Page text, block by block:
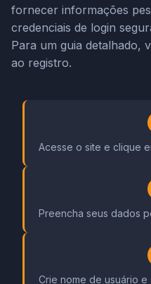
fornecer informações
credenciais de login
Para um guia detalhado,
ao registro.
Acesse o site e clique
Preencha seus dados
Crie nome de usuário e